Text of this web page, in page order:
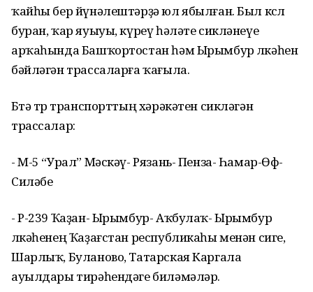
ҡайһы бер йүнәлештәрҙә юл ябылған. Был көслө
буран, ҡар яуыуы, күреү һәләте сикләнеүе
арҡаһында Башҡортостан һәм Ырымбур өлкәһен
бәйләгән трассаларға ҡағыла.
Бөтә төр транспорттың хәрәкәтен сикләгән
трассалар:
- М-5 “Урал” Мәскәү- Рязань- Пенза- Һамар-Өфө-
Силәбе
- Р-239 Ҡаҙан- Ырымбур- Аҡбулаҡ- Ырымбур
өлкәһенең Ҡаҙағстан республикаһы менән сиге,
Шарлыҡ, Буланово, Татарская Каргала
ауылдары тирәһендәге биләмәләр.